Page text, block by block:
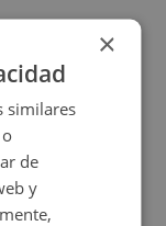
y a la Calle
en
Ampliar mapa
×
similares
de
y